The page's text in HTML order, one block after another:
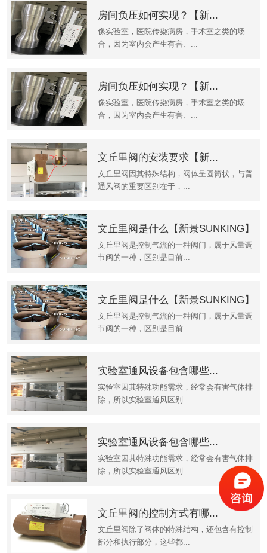
房间负压如何实现？【新...
像实验室，医院传染病房，手术室之类的场
合，因为室内会产生有害、...
房间负压如何实现？【新...
像实验室，医院传染病房，手术室之类的场
合，因为室内会产生有害、...
文丘里阀的安装要求【新...
文丘里阀因其特殊结构，阀体呈圆筒状，与普
通风阀的重要区别在于，...
文丘里阀是什么【新景SUNKING】
文丘里阀是控制气流的一种阀门，属于风量调
节阀的一种，区别是目前...
文丘里阀是什么【新景SUNKING】
文丘里阀是控制气流的一种阀门，属于风量调
节阀的一种，区别是目前...
实验室通风设备包含哪些...
实验室因其特殊功能需求，经常会有害气体排
除，所以实验室通风区别...
实验室通风设备包含哪些...
实验室因其特殊功能需求，经常会有害气体排
除，所以实验室通风区别...
文丘里阀的控制方式有哪...
文丘里阀除了阀体的特殊结构，还包含有控制
部分和执行部分，这些都...